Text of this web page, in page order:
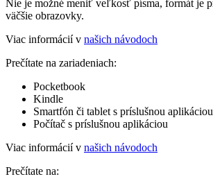
Nie je možné meniť veľkosť písma, formát je
väčšie obrazovky.
Viac informácií v našich návodoch
Prečítate na zariadeniach:
Pocketbook
Kindle
Smartfón či tablet s príslušnou aplikáciou
Počítač s príslušnou aplikáciou
Viac informácií v našich návodoch
Prečítate na: